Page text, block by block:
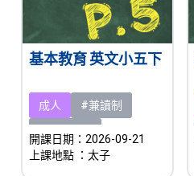
基本教育 英文小五下
成人
#兼讀制
#即將開課
開課日期：2026-09-21
上課地點 ：太子